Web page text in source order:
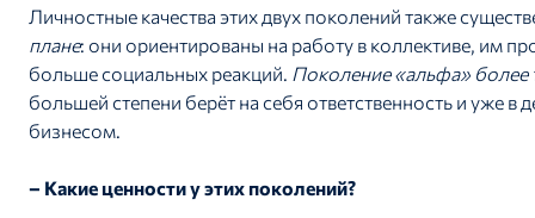
Личностные качества этих двух поколений также
плане: они ориентированы на работу в коллективе, им
больше социальных реакций. Поколение «альфа» более
большей степени берёт на себя ответственность и уже в
бизнесом.
– Какие ценности у этих поколений?